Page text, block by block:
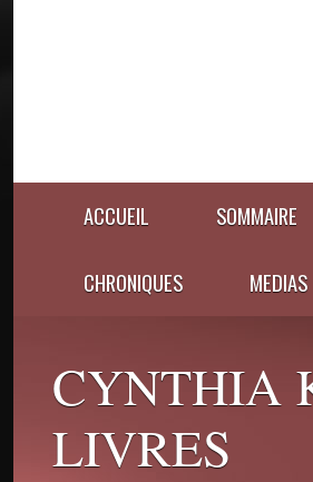
ACCUEIL SOMMAIRE
CHRONIQUES MEDIAS
CYNTHIA
LIVRES